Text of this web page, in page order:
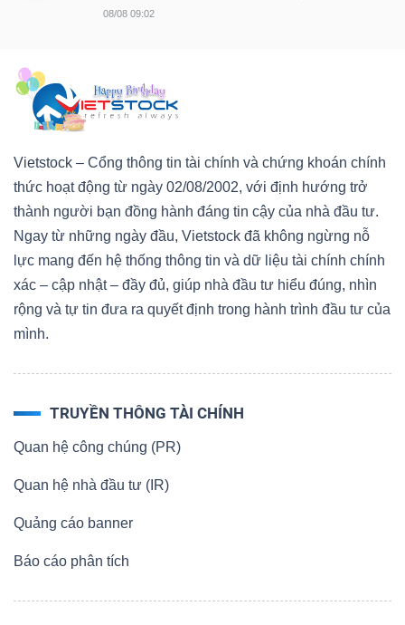
08/08 09:02
Vietstock – Cổng thông tin tài chính và chứng khoán chính
thức hoạt động từ ngày 02/08/2002, với định hướng trở
thành người bạn đồng hành đáng tin cậy của nhà đầu tư.
Ngay từ những ngày đầu, Vietstock đã không ngừng nỗ
lực mang đến hệ thống thông tin và dữ liệu tài chính chính
xác – cập nhật – đầy đủ, giúp nhà đầu tư hiểu đúng, nhìn
rộng và tự tin đưa ra quyết định trong hành trình đầu tư của
mình.
TRUYỀN THÔNG TÀI CHÍNH
Quan hệ công chúng (PR)
Quan hệ nhà đầu tư (IR)
Quảng cáo banner
Báo cáo phân tích